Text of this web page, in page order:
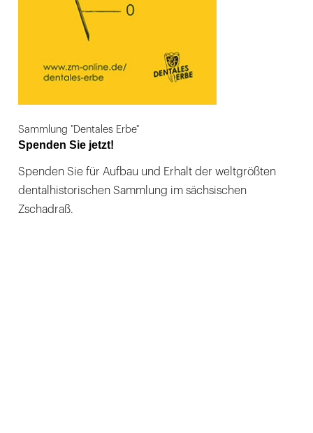
Sammlung "Dentales Erbe"
Spenden Sie jetzt!
Spenden Sie für Aufbau und Erhalt der weltgrößten
dentalhistorischen Sammlung im sächsischen
Zschadraß.